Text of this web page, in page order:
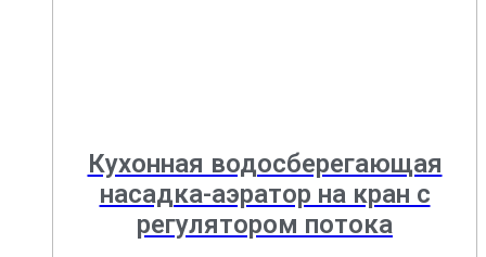
Кухонная водосберегающая
насадка-аэратор на кран с
регулятором потока